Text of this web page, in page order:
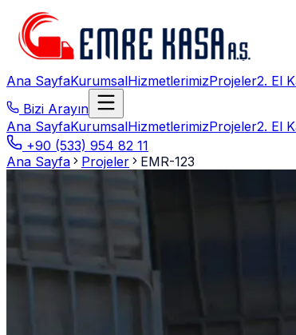
Ana SayfaKurumsalHizmetlerimizProjeler2. El
Bizi Arayın
Ana SayfaKurumsalHizmetlerimizProjeler2. El
+90 (533) 954 82 11
Ana Sayfa
Projeler EMR-123